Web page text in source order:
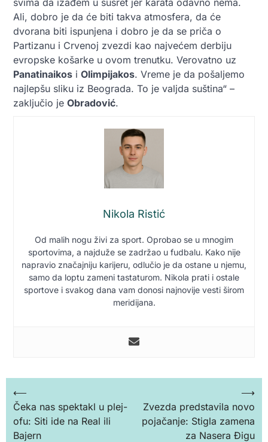
Ali, dobro je da će biti takva atmosfera, da će
dvorana biti ispunjena i dobro je da se priča o
Partizanu i Crvenoj zvezdi kao najvećem derbiju
evropske košarke u ovom trenutku. Verovatno uz
Panatinaikos i Olimpijakos. Vreme je da pošaljemo
najlepšu sliku iz Beograda. To je valjda suština“ –
zaključio je Obradović.
Nikola Ristić
Od malih nogu živi za sport. Oprobao se u mnogim
sportovima, a najduže se zadržao u fudbalu. Kako nije
napravio značajniju karijeru, odlučio je da ostane u njemu,
samo da loptu zameni tastaturom. Nikola prati i ostale
sportove i svakog dana vam donosi najnovije vesti širom
meridijana.
Кретање
чланка
⟵
Čeka nas spektakl u plej-
ofu: Siti ide na Real ili
Bajern
Zvezda predstavila novo
pojačanje: Stigla zamena
za Nasera Đigu
⟶